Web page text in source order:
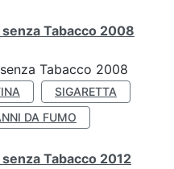
Tabacco 2008
Tabacco 2008
SIGARETTA
DA FUMO
Tabacco 2012